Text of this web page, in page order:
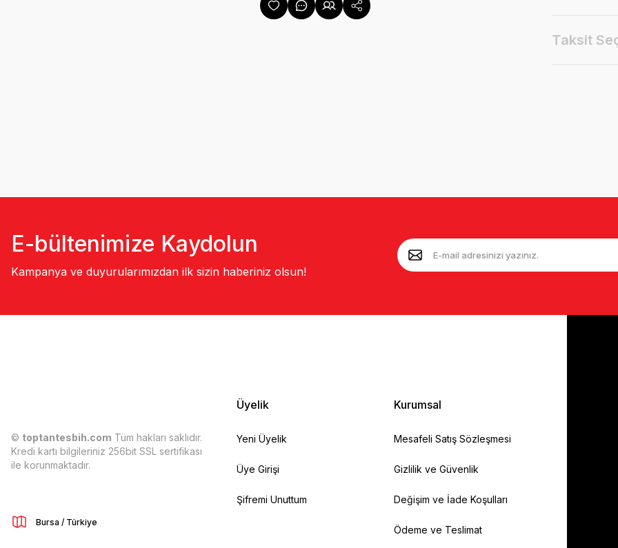
Taksit
E-bültenimize Kaydolun
Kampanya ve duyurularımızdan ilk sizin haberiniz olsun!
© toptantesbih.com Tüm hakları saklıdır.
Kredi kartı bilgileriniz 256bit SSL sertifikası
ile korunmaktadır.
Bursa / Türkiye
Üyelik
Yeni Üyelik
Üye Girişi
Şifremi Unuttum
Kurumsal
Mesafeli Satış Sözleşmesi
Gizlilik ve Güvenlik
Değişim ve İade Koşulları
Ödeme ve Teslimat